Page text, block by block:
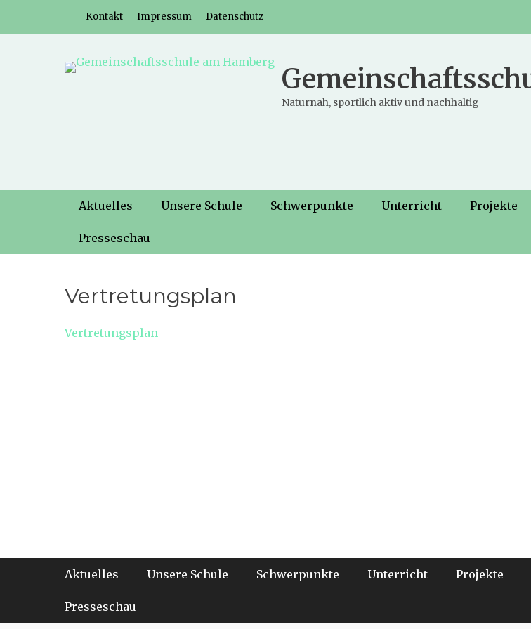
Header-Menü
Weiter
Kontakt Impressum Datenschutz
Naturnah, sportlich aktiv und nachhaltig
Hauptmenü
Weiter
Inhalt
Aktuelles Unsere Schule Schwerpunkte Unterricht Projekte
Presseschau
Vertretungsplan
Vertretungsplan
Footer-Menü
Weiter
Inhalt
Aktuelles Unsere Schule Schwerpunkte Unterricht Projekte
Presseschau